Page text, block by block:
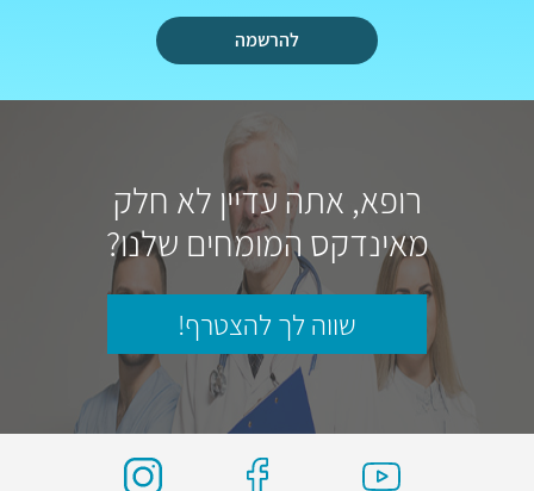
להרשמה
רופא, אתה עדיין לא חלק
מאינדקס המומחים שלנו?
שווה לך להצטרף!